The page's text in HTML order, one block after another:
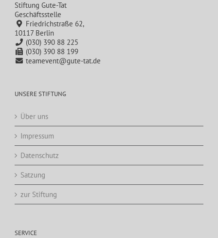
Stiftung Gute-Tat
Geschäftsstelle
Friedrichstraße 62,
10117 Berlin
(030) 390 88 225
(030) 390 88 199
teamevent@gute-tat.de
UNSERE STIFTUNG
Über uns
Impressum
Datenschutz
Satzung
zur Stiftung
SERVICE